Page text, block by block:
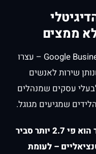
ממצים
אם אתם לא מכירים את Google Business Profile – עצרו
שירות לאנשים
עסקים שמנהלים
שמגיעים מגוגל.
"עסק עם פרופיל גוגל מלא ומוקפד הוא פי 2.7 יותר סביר
– לעומת